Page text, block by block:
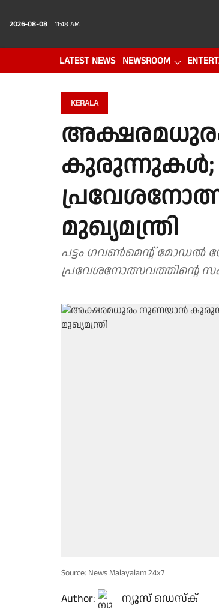
2026-08-08 11:48 AM
LATEST NEWS NEWSROOM
KERALA
കുരുന്നുകൾ;
മുഖ്യമന്ത്രി
പട്ടം ഗവൺമെൻ്റ്
പ്രവേശനോത്സവത്തിന്റെ
Source: News Malayalam 24x7
Author: ന്യൂസ് ഡെസ്ക്